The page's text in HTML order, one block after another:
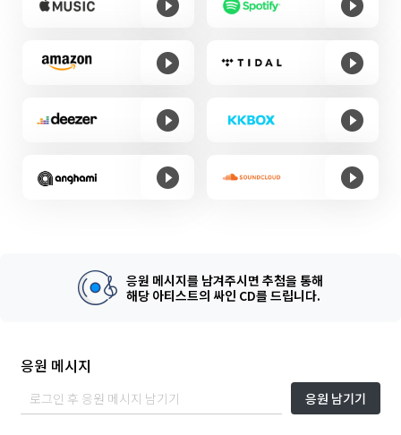
응원 메시지를 남겨주시면 추첨을 통해
해당 아티스트의 싸인 CD를 드립니다.
응원 메시지
응원 남기기